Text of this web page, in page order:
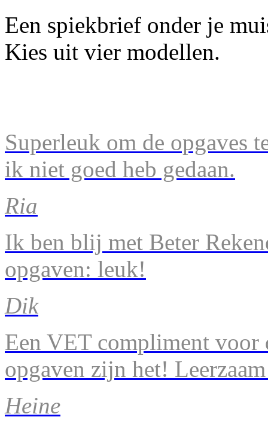
Een spiekbrief onder je
Kies uit vier modellen.
Superleuk om de opgaves
ik niet goed heb gedaan.
Ria
Ik ben blij met Beter
opgaven: leuk!
Dik
Een VET compliment voor
opgaven zijn het!
Heine